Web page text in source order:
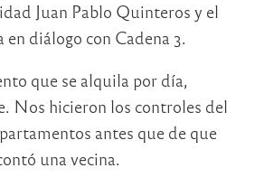
Juan Pablo Quinteros y el
diálogo con Cadena 3.
que se alquila por día,
Nos hicieron los controles del
antes que de que
una vecina.